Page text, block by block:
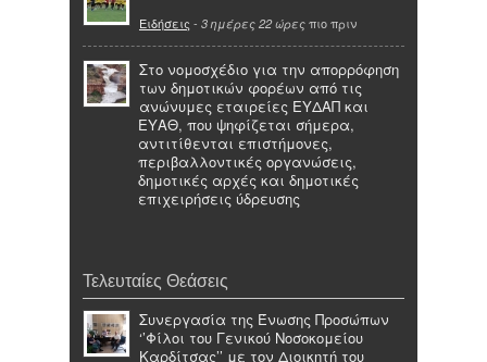
Ειδήσεις - 3 ημέρες 22 ώρες πιο πριν
Στο νομοσχέδιο για την απορρόφηση
των δημοτικών φορέων από τις
ανώνυμες εταιρείες ΕΥΔΑΠ και
ΕΥΑΘ, που ψηφίζεται σήμερα,
αντιτίθενται επιστήμονες,
περιβαλλοντικές οργανώσεις,
δημοτικές αρχές και δημοτικές
επιχειρήσεις ύδρευσης
Τελευταίες Θεάσεις
Συνεργασία της Ένωσης Προσώπων
‘’Φίλοι του Γενικού Νοσοκομείου
Καρδίτσας’’ με τον Διοικητή του